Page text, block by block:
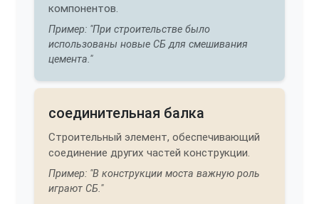
компонентов.
Пример: "При строительстве было
использованы новые СБ для смешивания
цемента."
соединительная балка
Строительный элемент, обеспечивающий
соединение других частей конструкции.
Пример: "В конструкции моста важную роль
играют СБ."